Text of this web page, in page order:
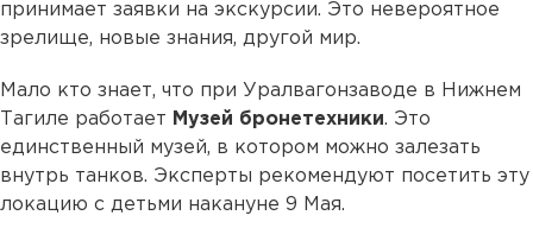
принимает заявки на экскурсии. Это невероятное
зрелище, новые знания, другой мир.
Мало кто знает, что при Уралвагонзаводе в Нижнем
Тагиле работает Музей бронетехники. Это
единственный музей, в котором можно залезать
внутрь танков. Эксперты рекомендуют посетить эту
локацию с детьми накануне 9 Мая.